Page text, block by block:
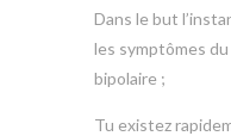
Dans le but
les symptômes
bipolaire ;
Tu existez